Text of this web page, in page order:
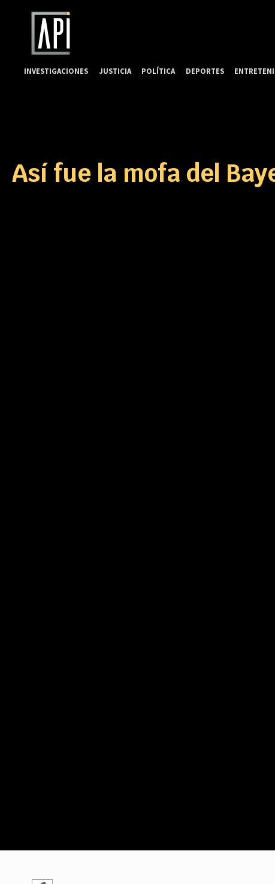
Así fue la mofa del
INVESTIGACIONES JUSTICIA POLÍTICA DEPORTES